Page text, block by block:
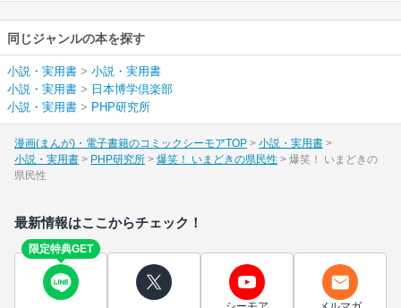
同じジャンルの本を探す
小説・実用書 > 小説・実用書
小説・実用書 > 日本博学倶楽部
小説・実用書 > PHP研究所
漫画(まんが)・電子書籍のコミックシーモアTOP
小説・実用書
小説・実用書
PHP研究所 爆笑！ いまどきの県民性
爆笑！ いまどきの
県民性
最新情報はここからチェック！
限定特典GET